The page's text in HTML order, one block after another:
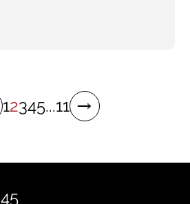
понимать, что тебе
12345...11